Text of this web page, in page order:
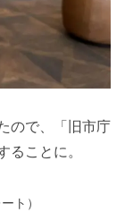
ので、「旧市庁
ることに。
ト）